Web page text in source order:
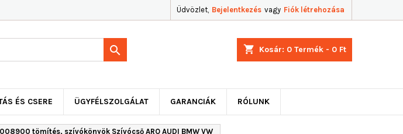
Üdvözlet, Bejelentkezés vagy Fiók létrehozása
shopping_cart Kosár: 0 Termék - 0 Ft

ÉS CSERE ÜGYFÉLSZOLGÁLAT GARANCIÁK RÓLUNK
tömítés, szívókönyök Szívócső ARO AUDI BMW VW